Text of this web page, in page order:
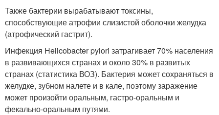
Также бактерии вырабатывают токсины,
способствующие атрофии слизистой оболочки желудка
(атрофический гастрит).
Инфекция Helicobacter pylori затрагивает 70% населения
в развивающихся странах и около 30% в развитых
странах (статистика ВОЗ). Бактерия может сохраняться в
желудке, зубном налете и в кале, поэтому заражение
может произойти оральным, гастро-оральным и
фекально-оральным путями.